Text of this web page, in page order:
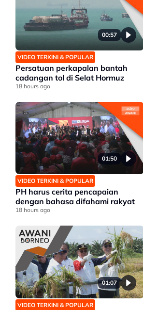
00:57
VIDEO TERKINI & POPULAR
Persatuan perkapalan bantah
cadangan tol di Selat Hormuz
18 hours ago
01:50
VIDEO TERKINI & POPULAR
PH harus cerita pencapaian
dengan bahasa difahami rakyat
18 hours ago
01:07
VIDEO TERKINI & POPULAR